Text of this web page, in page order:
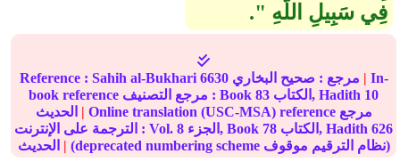
فِي سَبِيلِ اللَّهِ ‏"‏‏.‏
Reference : Sahih al-Bukhari 6630 مرجع : صحيح البخاري | In-
book reference مرجع التصنيف : Book83 الكتاب, Hadith 10
| Online translation (USC-MSA) reference مرجع
الترجمة على الإنترنت : Vol.8 الجزء, Book 78 الكتاب, Hadith626
| (deprecated numbering scheme نظام الترقيم موقوف)